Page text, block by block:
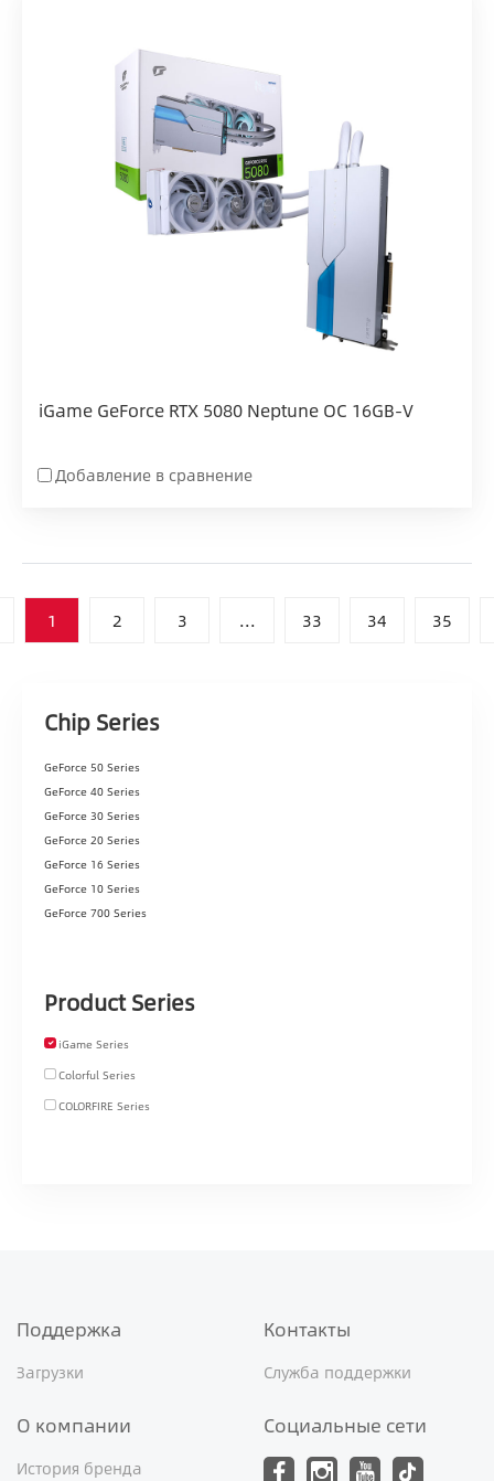
iGame GeForce RTX 5080 Neptune OC 16GB-V
Добавление в сравнение
1 2 3 ... 33 34 35
Chip Series
GeForce 50 Series
GeForce 40 Series
GeForce 30 Series
GeForce 20 Series
GeForce 16 Series
GeForce 10 Series
GeForce 700 Series
Product Series
iGame Series
Colorful Series
COLORFIRE Series
Поддержка
Загрузки
Контакты
Служба поддержки
О компании
История бренда
Социальные сети